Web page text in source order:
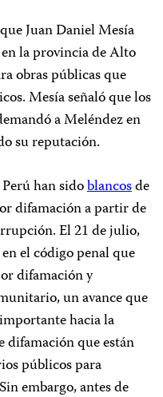
Juan Daniel Mesía
la provincia de Alto
obras públicas que
Mesía señaló que los
a Meléndez en
su reputación.
han sidoblancosde
difamación a partir de
El 21 de julio,
el código penal que
difamación y
un avance que
hacia la
difamación que están
públicos para
embargo, antes de